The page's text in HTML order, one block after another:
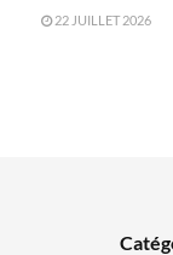
22 JUILLET 2026